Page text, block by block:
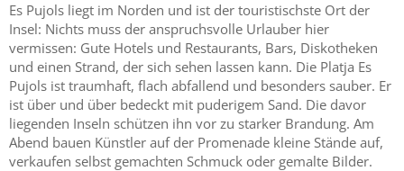
Es Pujols liegt im Norden und ist der touristischste Ort der
Insel: Nichts muss der anspruchsvolle Urlauber hier
vermissen: Gute Hotels und Restaurants, Bars, Diskotheken
und einen Strand, der sich sehen lassen kann. Die Platja Es
Pujols ist traumhaft, flach abfallend und besonders sauber. Er
ist über und über bedeckt mit puderigem Sand. Die davor
liegenden Inseln schützen ihn vor zu starker Brandung. Am
Abend bauen Künstler auf der Promenade kleine Stände auf,
verkaufen selbst gemachten Schmuck oder gemalte Bilder.